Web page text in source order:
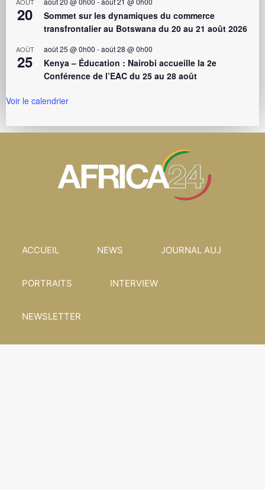
20
Sommet sur les dynamiques du commerce
transfrontalier au Botswana du 20 au 21 août 2026
AOÛT
25
août 25 @ 0h00 -août 28 @ 0h00
Kenya – Éducation : Nairobi accueille la 2e
Conférence de l’EAC du 25 au 28 août
Voir le calendrier
ACCUEIL NEWS JOURNAL AUJ
PORTRAITS INTERVIEW
NEWSLETTER